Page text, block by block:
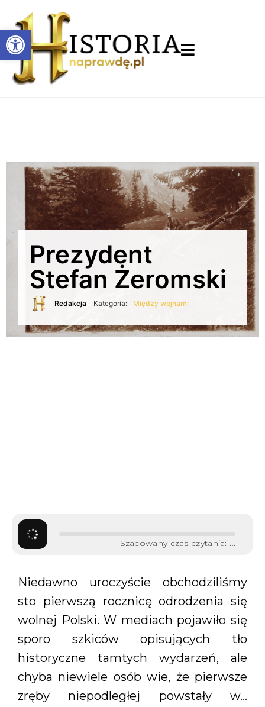
Otwórz pasek narzędzi
Prezydent
Stefan Żeromski
Redakcja Kategoria: Między wojnami
Szacowany czas czytania: ...
Niedawno uroczyście obchodziliśmy
sto pierwszą rocznicę odrodzenia się
wolnej Polski. W mediach pojawiło się
sporo szkiców opisujących tło
historyczne tamtych wydarzeń, ale
chyba niewiele osób wie, że pierwsze
zręby niepodległej powstały w…